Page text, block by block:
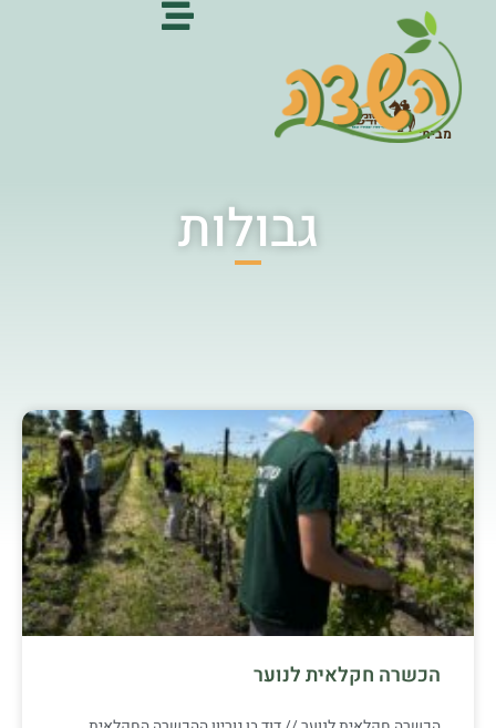
מבית:
גבולות
הכשרה חקלאית לנוער